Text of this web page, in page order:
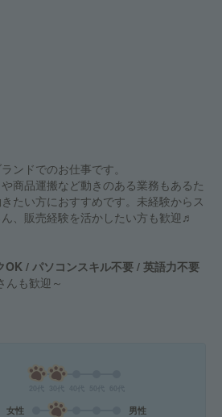
ンドでのお仕事です。
商品運搬など動きのある業務もあるた
たい方におすすめです。未経験からス
、販売経験を活かしたい方も歓迎♬
/ パソコンスキル不要 / 英語力不要
んも歓迎～
女性 男性